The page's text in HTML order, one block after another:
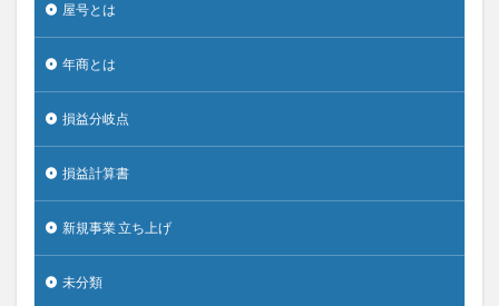
屋号とは
年商とは
損益分岐点
損益計算書
新規事業 立ち上げ
未分類